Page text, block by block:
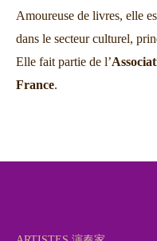
Amoureuse de livres, elle
dans le secteur culturel,
Elle fait partie de l’
France.